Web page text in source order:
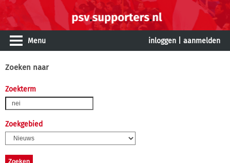
Menu inloggen aanmelden
Zoeken naar
Zoekterm
Zoekgebied